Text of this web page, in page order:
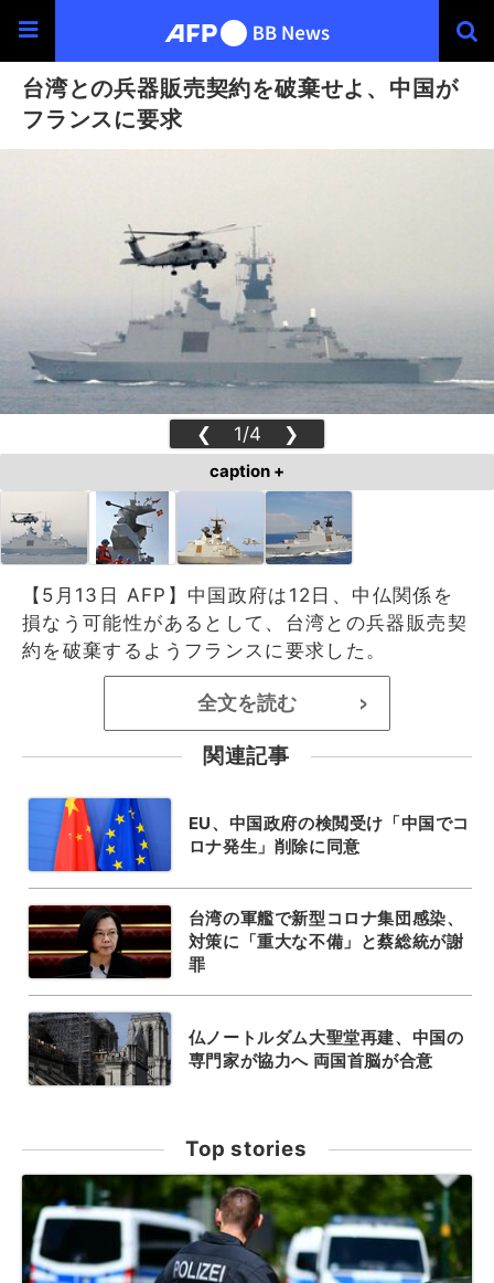
台湾との兵器販売契約を破棄せよ、中国が
フランスに要求
❮ 1/4 ❯
caption +
【5月13日 AFP】中国政府は12日、中仏関係を
損なう可能性があるとして、台湾との兵器販売契
約を破棄するようフランスに要求した。
全文を読む >
関連記事
EU、中国政府の検閲受け「中国でコ
ロナ発生」削除に同意
台湾の軍艦で新型コロナ集団感染、
対策に「重大な不備」と蔡総統が謝
罪
仏ノートルダム大聖堂再建、中国の
専門家が協力へ 両国首脳が合意
Top stories